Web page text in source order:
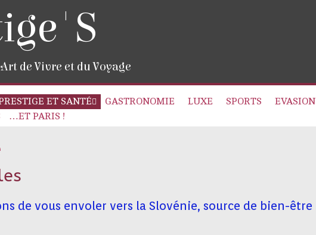
de Vivre et du Voyage
ET SANTÉ GASTRONOMIE LUXE SPORTS EVASION
…ET PARIS !
de vous envoler vers la Slovénie, source de bien-être